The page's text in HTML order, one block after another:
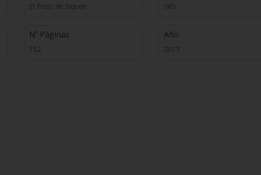
El Pozo de Siquén
Nº Páginas
152
365
Año
2017